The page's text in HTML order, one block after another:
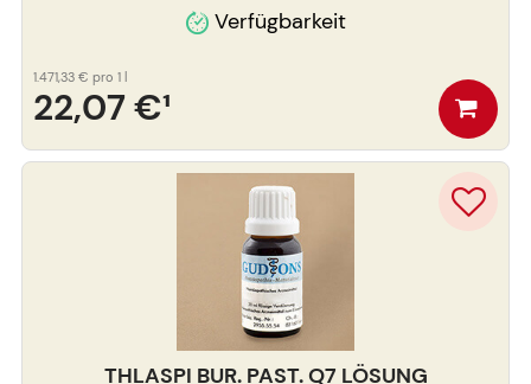
Verfügbarkeit
22,07 €¹
1.471,33 € pro 1 l
THLASPI BUR. PAST. Q7 LÖSUNG